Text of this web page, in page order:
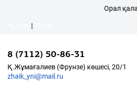
Қалалықтар қаперіне
Орал
|
8 (7112) 50-86-31
Қ.Жұмағалиев (Фрунзе) көшесі, 20/1
zhaik_yni@mail.ru